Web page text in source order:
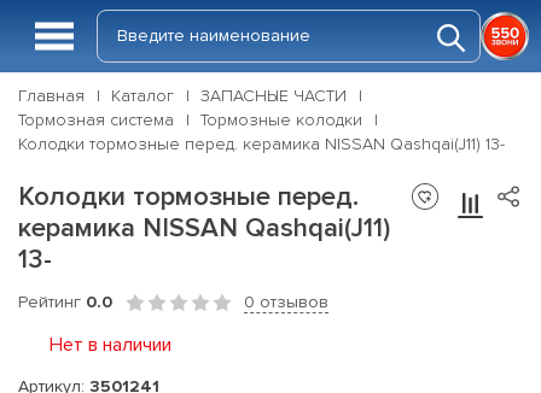
Главная Каталог
ЗАПАСНЫЕ ЧАСТИ
Тормозная система
Тормозные колодки
Колодки тормозные перед. керамика NISSAN Qashqai(J11) 13-
Колодки тормозные перед.
керамика NISSAN Qashqai(J11)
13-
Рейтинг 0.0 0 отзывов
Нет в наличии
Артикул: 3501241